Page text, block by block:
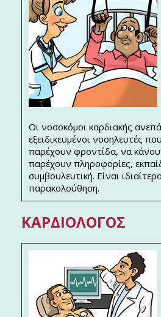
Οι νοσοκόμοι καρδιακής
εξειδικευμένοι νοσηλευτές
παρέχουν φροντίδα, να
παρέχουν πληροφορίες,
συμβουλευτική. Είναι
παρακολούθηση.
ΚΑΡΔΙΟΛΌΓΟΣ